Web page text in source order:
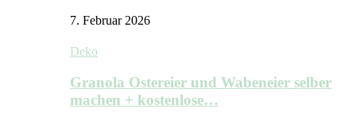
7. Februar 2026
Deko
Granola Ostereier und Wabeneier selber
machen + kostenlose…